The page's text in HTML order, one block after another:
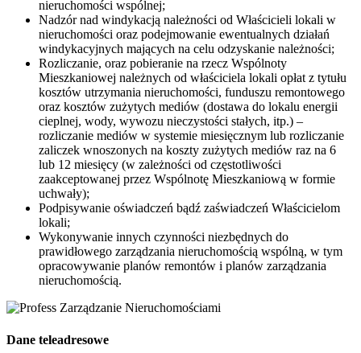
nieruchomości wspólnej;
Nadzór nad windykacją należności od Właścicieli lokali w
nieruchomości oraz podejmowanie ewentualnych działań
windykacyjnych mających na celu odzyskanie należności;
Rozliczanie, oraz pobieranie na rzecz Wspólnoty
Mieszkaniowej należnych od właściciela lokali opłat z tytułu
kosztów utrzymania nieruchomości, funduszu remontowego
oraz kosztów zużytych mediów (dostawa do lokalu energii
cieplnej, wody, wywozu nieczystości stałych, itp.) –
rozliczanie mediów w systemie miesięcznym lub rozliczanie
zaliczek wnoszonych na koszty zużytych mediów raz na 6
lub 12 miesięcy (w zależności od częstotliwości
zaakceptowanej przez Wspólnotę Mieszkaniową w formie
uchwały);
Podpisywanie oświadczeń bądź zaświadczeń Właścicielom
lokali;
Wykonywanie innych czynności niezbędnych do
prawidłowego zarządzania nieruchomością wspólną, w tym
opracowywanie planów remontów i planów zarządzania
nieruchomością.
Dane teleadresowe